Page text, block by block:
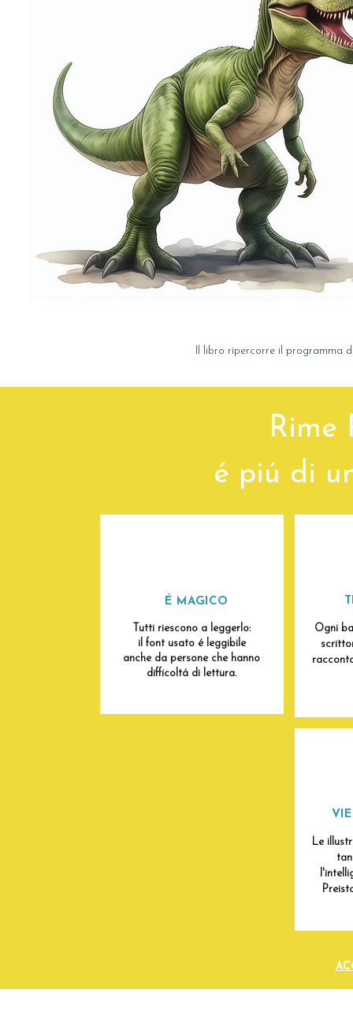
Il libro ripercorre il programma
Rime
é piú di
É MAGICO
Tutti riescono a leggerlo:
il font usato é leggibile
anche da persone che hanno
difficoltá di lettura.
Ogni
Le